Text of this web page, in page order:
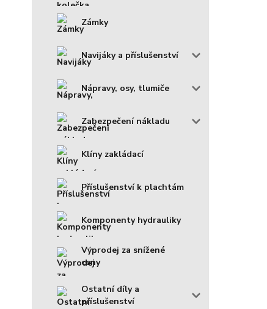
Zámky
Navijáky a příslušenství
Nápravy, osy, tlumiče
Zabezpečení nákladu
Klíny zakládací
Příslušenství k plachtám
Komponenty hydrauliky
Výprodej za snížené
ceny
Ostatní díly a
příslušenství